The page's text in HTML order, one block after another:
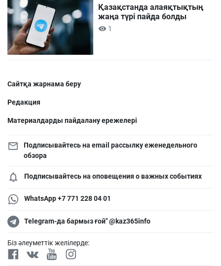
Қазақстанда алаяқтықтың
жаңа түрі пайда болды
1
Сайтқа жарнама беру
Редакция
Материалдарды пайдалану ережелері
Подписывайтесь на email рассылку еженедельного
обзора
Подписывайтесь на оповещения о важных событиях
WhatsApp +7 771 228 04 01
Telegram-да бармыз ғой" @kaz365info
Біз әлеуметтік желілерде: